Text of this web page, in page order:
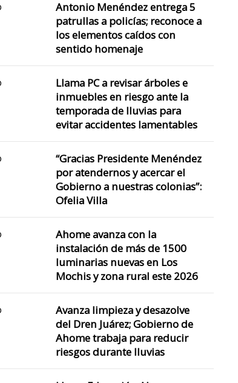
Antonio Menéndez entrega 5
patrullas a policías; reconoce a
los elementos caídos con
sentido homenaje
Llama PC a revisar árboles e
inmuebles en riesgo ante la
temporada de lluvias para
evitar accidentes lamentables
“Gracias Presidente Menéndez
por atendernos y acercar el
Gobierno a nuestras colonias”:
Ofelia Villa
Ahome avanza con la
instalación de más de 1500
luminarias nuevas en Los
Mochis y zona rural este 2026
Avanza limpieza y desazolve
del Dren Juárez; Gobierno de
Ahome trabaja para reducir
riesgos durante lluvias